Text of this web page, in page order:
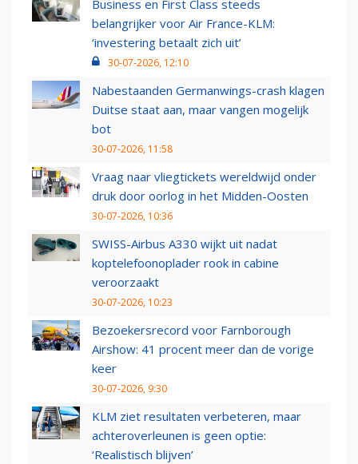
Business en First Class steeds
belangrijker voor Air France-KLM:
‘investering betaalt zich uit’
30-07-2026, 12:10
Nabestaanden Germanwings-crash klagen
Duitse staat aan, maar vangen mogelijk
bot
30-07-2026, 11:58
Vraag naar vliegtickets wereldwijd onder
druk door oorlog in het Midden-Oosten
30-07-2026, 10:36
SWISS-Airbus A330 wijkt uit nadat
koptelefoonoplader rook in cabine
veroorzaakt
30-07-2026, 10:23
Bezoekersrecord voor Farnborough
Airshow: 41 procent meer dan de vorige
keer
30-07-2026, 9:30
KLM ziet resultaten verbeteren, maar
achteroverleunen is geen optie:
‘Realistisch blijven’